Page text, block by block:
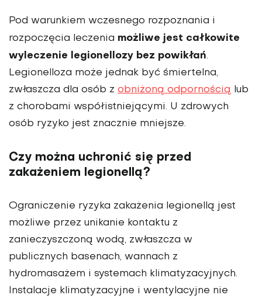
Pod warunkiem wczesnego rozpoznania i
rozpoczęcia leczenia możliwe jest całkowite
wyleczenie legionellozy bez powikłań.
Legionelloza może jednak być śmiertelna,
zwłaszcza dla osób z obniżoną odpornością lub
z chorobami współistniejącymi. U zdrowych
osób ryzyko jest znacznie mniejsze.
Czy można uchronić się przed
zakażeniem legionellą?
Ograniczenie ryzyka zakażenia legionellą jest
możliwe przez unikanie kontaktu z
zanieczyszczoną wodą, zwłaszcza w
publicznych basenach, wannach z
hydromasażem i systemach klimatyzacyjnych.
Instalacje klimatyzacyjne i wentylacyjne nie